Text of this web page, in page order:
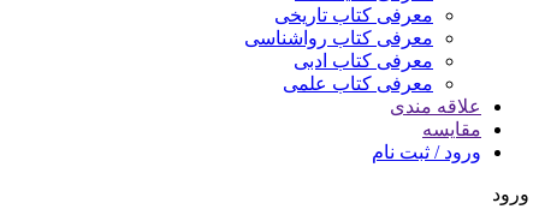
معرفی کتاب تاریخی
معرفی کتاب رواشناسی
معرفی کتاب ادبی
معرفی کتاب علمی
علاقه مندی
مقایسه
ورود / ثبت نام
ورود